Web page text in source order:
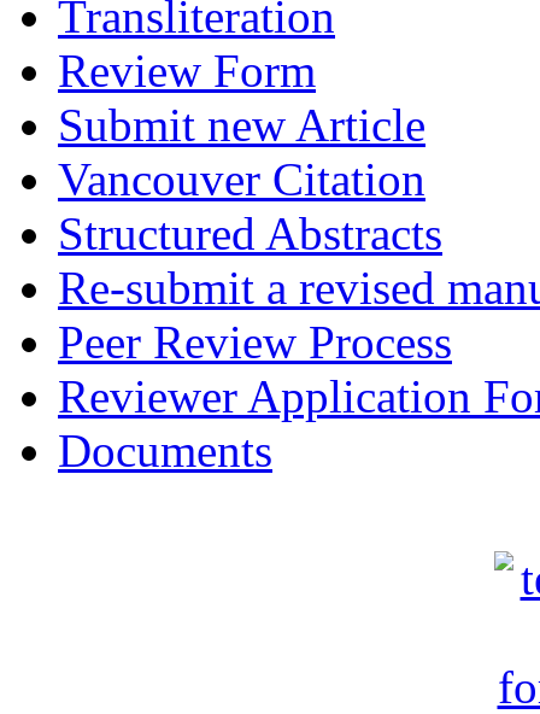
Transliteration
Review Form
Submit new Article
Vancouver Citation
Structured Abstracts
Re-submit a revised
Peer Review Process
Reviewer Application
Documents